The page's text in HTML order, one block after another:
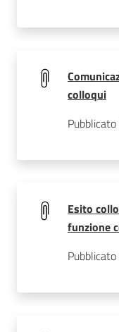
colloqui
Esito
funzione